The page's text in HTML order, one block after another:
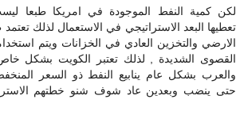
لكن كمية النفط الموجودة في امريكا طبعا
تعطيها البعد الاستراتيجي في الاستعمال لذلك
الارضي والتخزين العادي في الخزانات ويتم
القصوى الشديدة , لذلك تعتبر الكويت بشكل
والعرب بشكل عام ينابيع النفط ذو السعر
حتى ينضب وبعدين عاد شوف شنو خطتهم